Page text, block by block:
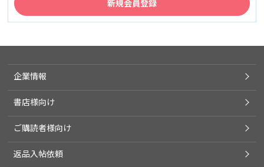
企業情報
書店様向け
ご購読者様向け
返品入帖依頼